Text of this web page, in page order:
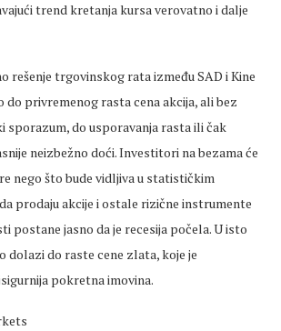
trend kretanja kursa verovatno i dalje
rešenje trgovinskog rata između SAD i Kine
do privremenog rasta cena akcija, ali bez
sporazum, do usporavanja rasta ili čak
neizbežno doći. Investitori na bezama će
nego što bude vidljiva u statističkim
prodaju akcije i ostale rizične instrumente
postane jasno da je recesija počela. U isto
dolazi do raste cene zlata, koje je
pokretna imovina.